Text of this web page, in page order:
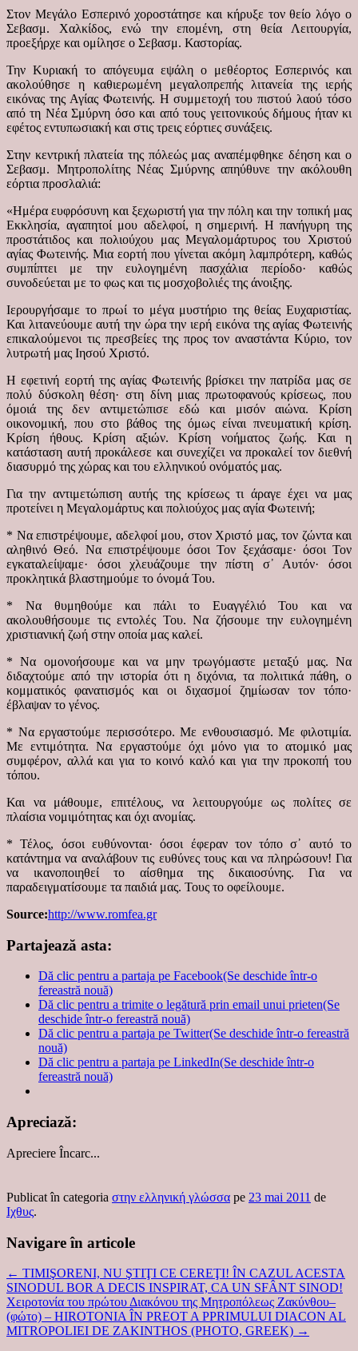
Στον Μεγάλο Εσπερινό χοροστάτησε και κήρυξε τον θείο λόγο ο
Σεβασμ. Χαλκίδος, ενώ την επομένη, στη θεία Λειτουργία,
προεξήρχε και ομίλησε ο Σεβασμ. Καστορίας.
Την Κυριακή το απόγευμα εψάλη ο μεθέορτος Εσπερινός και
ακολούθησε η καθιερωμένη μεγαλοπρεπής λιτανεία της ιερής
εικόνας της Αγίας Φωτεινής. Η συμμετοχή του πιστού λαού τόσο
από τη Νέα Σμύρνη όσο και από τους γειτονικούς δήμους ήταν κι
εφέτος εντυπωσιακή και στις τρεις εόρτιες συνάξεις.
Στην κεντρική πλατεία της πόλεώς μας αναπέμφθηκε δέηση και ο
Σεβασμ. Μητροπολίτης Νέας Σμύρνης απηύθυνε την ακόλουθη
εόρτια προσλαλιά:
«Ημέρα ευφρόσυνη και ξεχωριστή για την πόλη και την τοπική μας
Εκκλησία, αγαπητοί μου αδελφοί, η σημερινή. Η πανήγυρη της
προστάτιδος και πολιούχου μας Μεγαλομάρτυρος του Χριστού
αγίας Φωτεινής. Μια εορτή που γίνεται ακόμη λαμπρότερη, καθώς
συμπίπτει με την ευλογημένη πασχάλια περίοδο· καθώς
συνοδεύεται με το φως και τις μοσχοβολιές της άνοιξης.
Ιερουργήσαμε το πρωί το μέγα μυστήριο της θείας Ευχαριστίας.
Και λιτανεύουμε αυτή την ώρα την ιερή εικόνα της αγίας Φωτεινής
επικαλούμενοι τις πρεσβείες της προς τον αναστάντα Κύριο, τον
λυτρωτή μας Ιησού Χριστό.
Η εφετινή εορτή της αγίας Φωτεινής βρίσκει την πατρίδα μας σε
πολύ δύσκολη θέση· στη δίνη μιας πρωτοφανούς κρίσεως, που
όμοιά της δεν αντιμετώπισε εδώ και μισόν αιώνα. Κρίση
οικονομική, που στο βάθος της όμως είναι πνευματική κρίση.
Κρίση ήθους. Κρίση αξιών. Κρίση νοήματος ζωής. Και η
κατάσταση αυτή προκάλεσε και συνεχίζει να προκαλεί τον διεθνή
διασυρμό της χώρας και του ελληνικού ονόματός μας.
Για την αντιμετώπιση αυτής της κρίσεως τι άραγε έχει να μας
προτείνει η Μεγαλομάρτυς και πολιούχος μας αγία Φωτεινή;
* Να επιστρέψουμε, αδελφοί μου, στον Χριστό μας, τον ζώντα και
αληθινό Θεό. Να επιστρέψουμε όσοι Τον ξεχάσαμε· όσοι Τον
εγκαταλείψαμε· όσοι χλευάζουμε την πίστη σ᾽ Αυτόν· όσοι
προκλητικά βλαστημούμε το όνομά Του.
* Να θυμηθούμε και πάλι το Ευαγγέλιό Του και να
ακολουθήσουμε τις εντολές Του. Να ζήσουμε την ευλογημένη
χριστιανική ζωή στην οποία μας καλεί.
* Να ομονοήσουμε και να μην τρωγόμαστε μεταξύ μας. Να
διδαχτούμε από την ιστορία ότι η διχόνια, τα πολιτικά πάθη, ο
κομματικός φανατισμός και οι διχασμοί ζημίωσαν τον τόπο·
έβλαψαν το γένος.
* Να εργαστούμε περισσότερο. Με ενθουσιασμό. Με φιλοτιμία.
Με εντιμότητα. Να εργαστούμε όχι μόνο για το ατομικό μας
συμφέρον, αλλά και για το κοινό καλό και για την προκοπή του
τόπου.
Και να μάθουμε, επιτέλους, να λειτουργούμε ως πολίτες σε
πλαίσια νομιμότητας και όχι ανομίας.
* Τέλος, όσοι ευθύνονται· όσοι έφεραν τον τόπο σ᾽ αυτό το
κατάντημα να αναλάβουν τις ευθύνες τους και να πληρώσουν! Για
να ικανοποιηθεί το αίσθημα της δικαιοσύνης. Για να
παραδειγματίσουμε τα παιδιά μας. Τους το οφείλουμε.
Source:http://www.romfea.gr
Partajează asta:
Dă clic pentru a partaja pe Facebook(Se deschide într-o
fereastră nouă)
Dă clic pentru a trimite o legătură prin email unui prieten(Se
deschide într-o fereastră nouă)
Dă clic pentru a partaja pe Twitter(Se deschide într-o fereastră
nouă)
Dă clic pentru a partaja pe LinkedIn(Se deschide într-o
fereastră nouă)
Apreciază:
Apreciere Încarc...
Publicat în categoria στην ελληνική γλώσσα pe 23 mai 2011 de
Ιχθυς.
Navigare în articole
← TIMIŞORENI, NU ŞTIŢI CE CEREŢI! ÎN CAZUL ACESTA
SINODUL BOR A DECIS INSPIRAT, CA UN SFÂNT SINOD!
Χειροτονία του πρώτου Διακόνου της Μητροπόλεως Ζακύνθου–
(φώτο) – HIROTONIA ÎN PREOT A PPRIMULUI DIACON AL
MITROPOLIEI DE ZAKINTHOS (PHOTO, GREEK) →